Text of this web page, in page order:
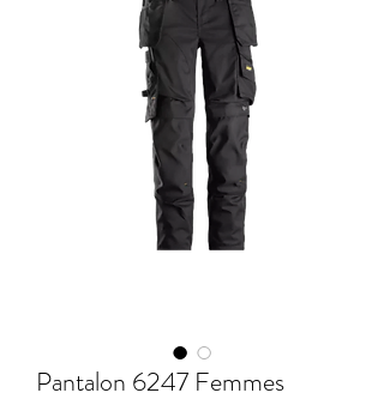
Pantalon 6247 Femmes